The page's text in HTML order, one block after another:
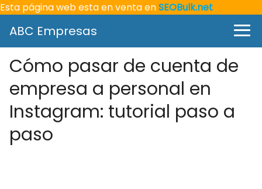
Esta página web esta en venta enSEOBulk.net
ABC Empresas
Cómo pasar de cuenta de
empresa a personal en
Instagram: tutorial paso a
paso